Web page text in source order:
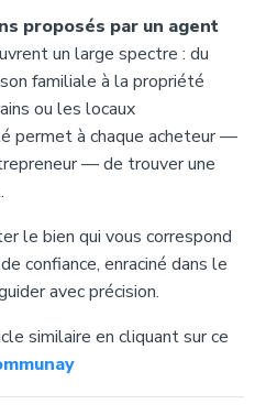
proposés par un agent
un large spectre : du
familiale à la propriété
ou les locaux
permet à chaque acheteur —
— de trouver une
le bien qui vous correspond
confiance, enraciné dans le
avec précision.
similaire en cliquant sur ce